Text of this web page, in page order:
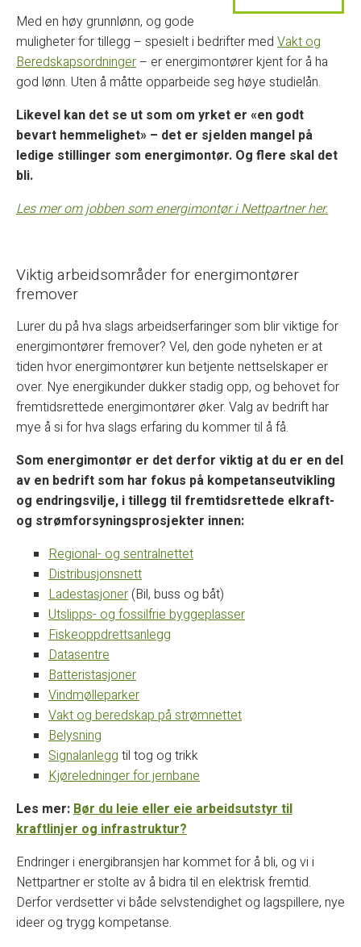
Med en høy grunnlønn, og gode
muligheter for tillegg – spesielt i bedrifter med Vakt og
Beredskapsordninger– er energimontører kjent for å ha
god lønn. Uten å måtte opparbeide seg høye studielån.
Likevel kan det se ut som om yrket er «en godt
bevart hemmelighet» – det er sjelden mangel på
ledige stillinger som energimontør. Og flere skal det
bli.
Les mer om jobben som energimontør i Nettpartner her.
Viktig arbeidsområder for energimontører
fremover
Lurer du på hva slags arbeidserfaringer som blir viktige for
energimontører fremover? Vel, den gode nyheten er at
tiden hvor energimontører kun betjente nettselskaper er
over. Nye energikunder dukker stadig opp, og behovet for
fremtidsrettede energimontører øker. Valg av bedrift har
mye å si for hva slags erfaring du kommer til å få.
Som energimontør er det derfor viktig at du er en del
av en bedrift som har fokus på kompetanseutvikling
og endringsvilje, i tillegg til fremtidsrettede elkraft-
og strømforsyningsprosjekter innen:
Regional- og sentralnettet
Distribusjonsnett
Ladestasjoner (Bil, buss og båt)
Utslipps- og fossilfrie byggeplasser
Fiskeoppdrettsanlegg
Datasentre
Batteristasjoner
Vindmølleparker
Vakt og beredskap på strømnettet
Belysning
Signalanlegg til tog og trikk
Kjøreledninger for jernbane
Les mer:Bør du leie eller eie arbeidsutstyr til
kraftlinjer og infrastruktur?
Endringer i energibransjen har kommet for å bli, og vi i
Nettpartner er stolte av å bidra til en elektrisk fremtid.
Derfor verdsetter vi både selvstendighet og lagspillere, nye
ideer og trygg kompetanse.